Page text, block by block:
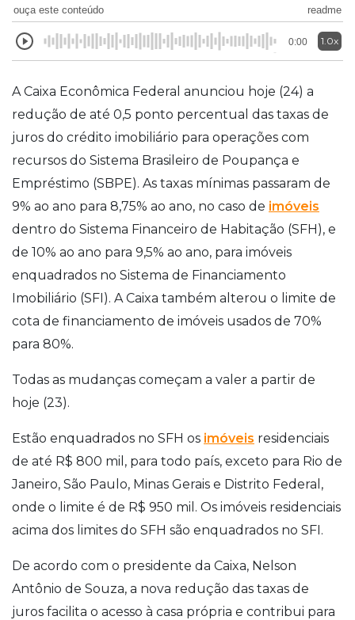
ouça este conteúdo readme
0:00 1.0x
A Caixa Econômica Federal anunciou hoje (24) a
redução de até 0,5 ponto percentual das taxas de
juros do crédito imobiliário para operações com
recursos do Sistema Brasileiro de Poupança e
Empréstimo (SBPE). As taxas mínimas passaram de
9% ao ano para 8,75% ao ano, no caso de imóveis
dentro do Sistema Financeiro de Habitação (SFH), e
de 10% ao ano para 9,5% ao ano, para imóveis
enquadrados no Sistema de Financiamento
Imobiliário (SFI). A Caixa também alterou o limite de
cota de financiamento de imóveis usados de 70%
para 80%.
Todas as mudanças começam a valer a partir de
hoje (23).
Estão enquadrados no SFH os imóveis residenciais
de até R$ 800 mil, para todo país, exceto para Rio de
Janeiro, São Paulo, Minas Gerais e Distrito Federal,
onde o limite é de R$ 950 mil. Os imóveis residenciais
acima dos limites do SFH são enquadrados no SFI.
De acordo com o presidente da Caixa, Nelson
Antônio de Souza, a nova redução das taxas de
juros facilita o acesso à casa própria e contribui para